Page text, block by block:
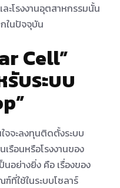
ะโรงงานอุตสาหกรรมนั้น
ในปัจจุบัน
Cell”
บระบบ
จจะลงทุนติดตั้งระบบ
รือนหรือโรงงานของ
นอย่างยิ่ง คือ เรื่องของ
ใช้ในระบบโซลาร์